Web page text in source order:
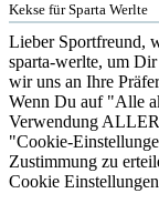
Kekse für Sparta Werlte
Lieber Sportfreund,
sparta-werlte, um
wir uns an Ihre
Wenn Du auf "Alle
Verwendung
"Cookie-
Zustimmung zu
Cookie Einstellungen